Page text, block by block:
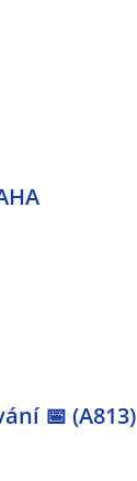
📅 (A813)